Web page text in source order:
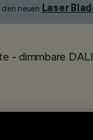
neuen Laser
- dimmbare